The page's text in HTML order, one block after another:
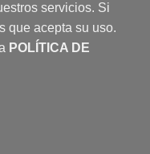
servicios. Si
que acepta su uso.
POLÍTICA DE